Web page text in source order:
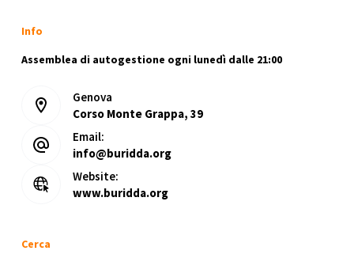
Info
Assemblea di autogestione ogni lunedì dalle 21:00
Genova
Corso Monte Grappa, 39
Email:
info@buridda.org
Website:
www.buridda.org
Cerca